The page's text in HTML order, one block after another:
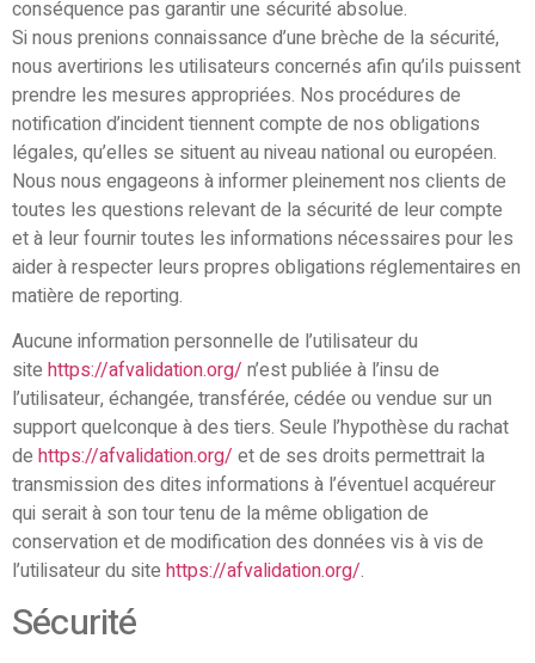
conséquence pas garantir une sécurité absolue.
Si nous prenions connaissance d’une brèche de la sécurité,
nous avertirions les utilisateurs concernés afin qu’ils puissent
prendre les mesures appropriées. Nos procédures de
notification d’incident tiennent compte de nos obligations
légales, qu’elles se situent au niveau national ou européen.
Nous nous engageons à informer pleinement nos clients de
toutes les questions relevant de la sécurité de leur compte
et à leur fournir toutes les informations nécessaires pour les
aider à respecter leurs propres obligations réglementaires en
matière de reporting.
Aucune information personnelle de l’utilisateur du
site https://afvalidation.org/ n’est publiée à l’insu de
l’utilisateur, échangée, transférée, cédée ou vendue sur un
support quelconque à des tiers. Seule l’hypothèse du rachat
de https://afvalidation.org/ et de ses droits permettrait la
transmission des dites informations à l’éventuel acquéreur
qui serait à son tour tenu de la même obligation de
conservation et de modification des données vis à vis de
l’utilisateur du site https://afvalidation.org/.
Sécurité